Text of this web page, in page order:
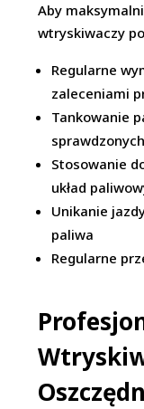
Aby
wtryskiwaczy
Regularne
zaleceniami
Tankowanie
Stosowanie
układ
Unikanie
paliwa
Regularne